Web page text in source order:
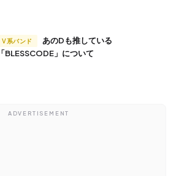
V系バンド
「BLESSCODE」について
ADVERTISEMENT